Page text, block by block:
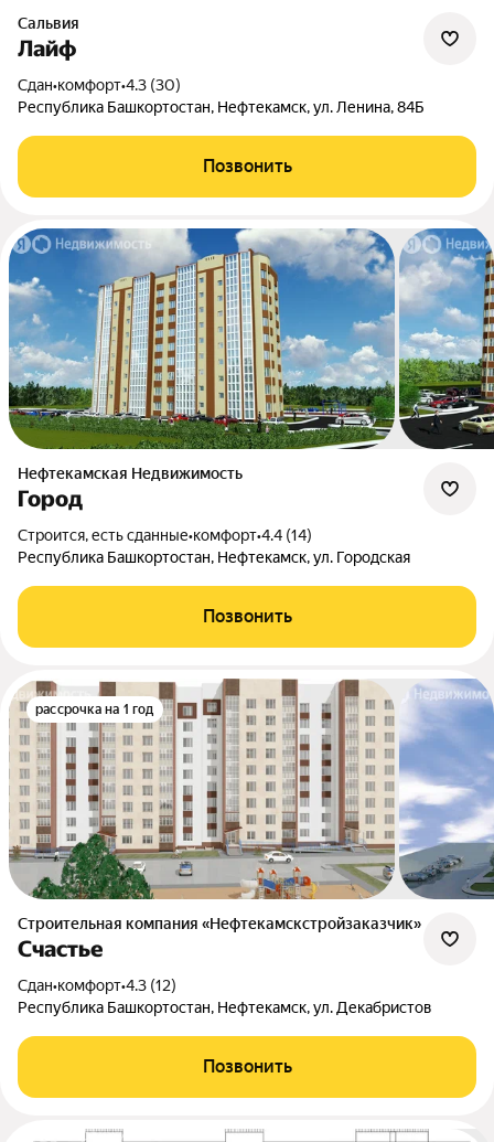
Сальвия
Лайф
Сдан•комфорт•4.3 (30)
Республика Башкортостан, Нефтекамск, ул. Ленина, 84Б
Позвонить
Нефтекамская Недвижимость
Город
Строится, есть сданные•комфорт•4.4 (14)
Республика Башкортостан, Нефтекамск, ул. Городская
Позвонить
рассрочка на 1 год
Строительная компания «Нефтекамскстройзаказчик»
Счастье
Сдан•комфорт•4.3 (12)
Республика Башкортостан, Нефтекамск, ул. Декабристов
Позвонить